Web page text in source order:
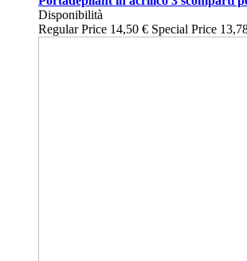
Disponibilità
Regular Price 14,50 € Special Price